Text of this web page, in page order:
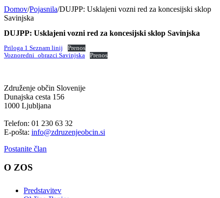
Domov/Pojasnila/DUJPP: Usklajeni vozni red za koncesijski sklop
Savinjska
DUJPP: Usklajeni vozni red za koncesijski sklop Savinjska
Priloga 1 Seznam linij
Prenos
Voznoredni_obrazci Savinjska
Prenos
Združenje občin Slovenije
Dunajska cesta 156
1000 Ljubljana
Telefon: 01 230 63 32
E-pošta: info@zdruzenjeobcin.si
Postanite član
O ZOS
Predstavitev